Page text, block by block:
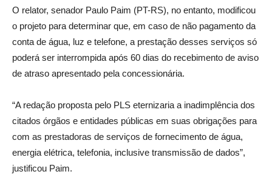
O relator, senador Paulo Paim (PT-RS), no entanto, modificou
o projeto para determinar que, em caso de não pagamento da
conta de água, luz e telefone, a prestação desses serviços só
poderá ser interrompida após 60 dias do recebimento de aviso
de atraso apresentado pela concessionária.
“A redação proposta pelo PLS eternizaria a inadimplência dos
citados órgãos e entidades públicas em suas obrigações para
com as prestadoras de serviços de fornecimento de água,
energia elétrica, telefonia, inclusive transmissão de dados”,
justificou Paim.